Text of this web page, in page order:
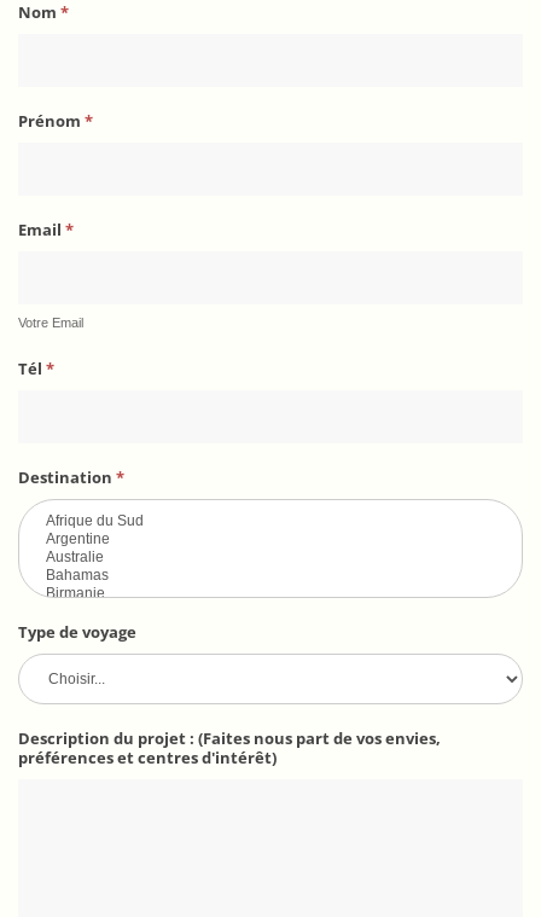
Nom *
Prénom *
Email *
Votre Email
Tél *
Destination *
Type de voyage
Description du projet : (Faites nous part de vos envies,
préférences et centres d'intérêt)